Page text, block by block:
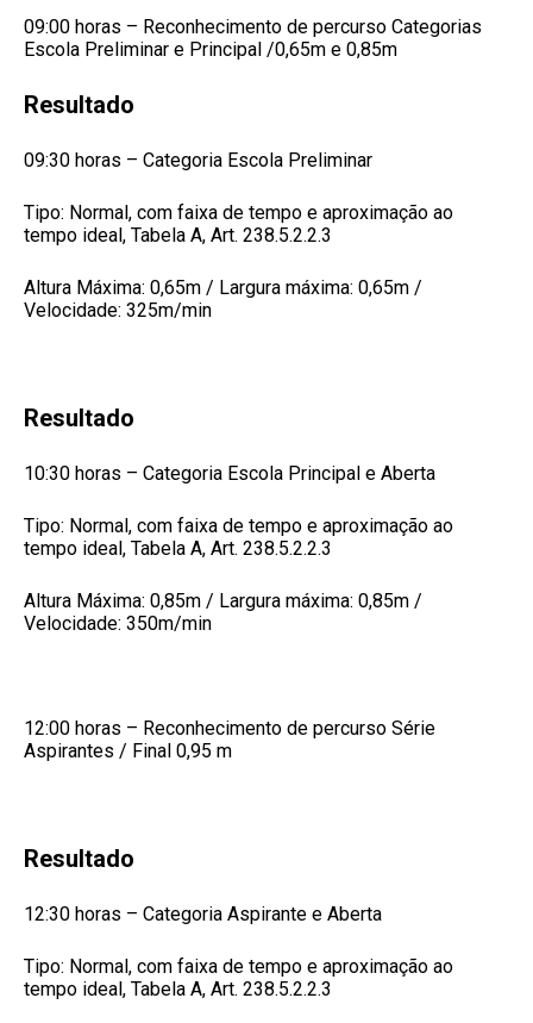
09:00 horas – Reconhecimento de percurso Categorias
Escola Preliminar e Principal /0,65m e 0,85m
Resultado
09:30 horas – Categoria Escola Preliminar
Tipo: Normal, com faixa de tempo e aproximação ao
tempo ideal, Tabela A, Art. 238.5.2.2.3
Altura Máxima: 0,65m / Largura máxima: 0,65m /
Velocidade: 325m/min
Resultado
10:30 horas – Categoria Escola Principal e Aberta
Tipo: Normal, com faixa de tempo e aproximação ao
tempo ideal, Tabela A, Art. 238.5.2.2.3
Altura Máxima: 0,85m / Largura máxima: 0,85m /
Velocidade: 350m/min
12:00 horas – Reconhecimento de percurso Série
Aspirantes / Final 0,95 m
Resultado
12:30 horas – Categoria Aspirante e Aberta
Tipo: Normal, com faixa de tempo e aproximação ao
tempo ideal, Tabela A, Art. 238.5.2.2.3